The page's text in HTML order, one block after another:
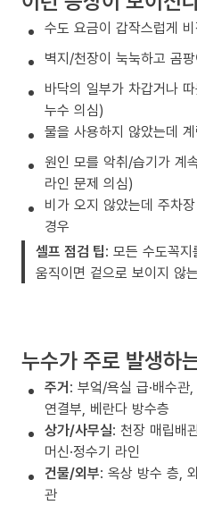
수도 요금이 갑작스럽게
벽지/천장이 눅눅하고 곰
바닥의 일부가 차갑거나
누수 의심)
물을 사용하지 않았는데
원인 모를 악취/습기가 계
라인 문제 의심)
비가 오지 않았는데 주차
경우
셀프 점검 팁: 모든 수도꼭
움직이면 겉으로 보이지 않
누수가 주로 발생하
주거: 부엌/욕실 급·배수관
연결부, 베란다 방수층
상가/사무실: 천장 매립배
머신·정수기 라인
건물/외부: 옥상 방수 층,
관